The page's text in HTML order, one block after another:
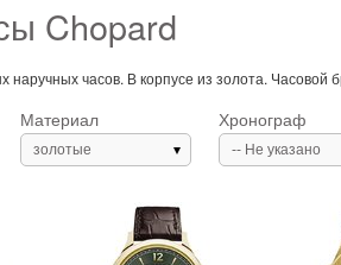
Chopard
часов. В корпусе из золота. Часовой
Материал
золотые
Хронограф
-- Не указано